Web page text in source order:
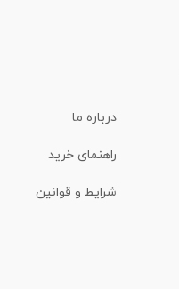
درباره ما
راهنمای خرید
شرایط و قوانین